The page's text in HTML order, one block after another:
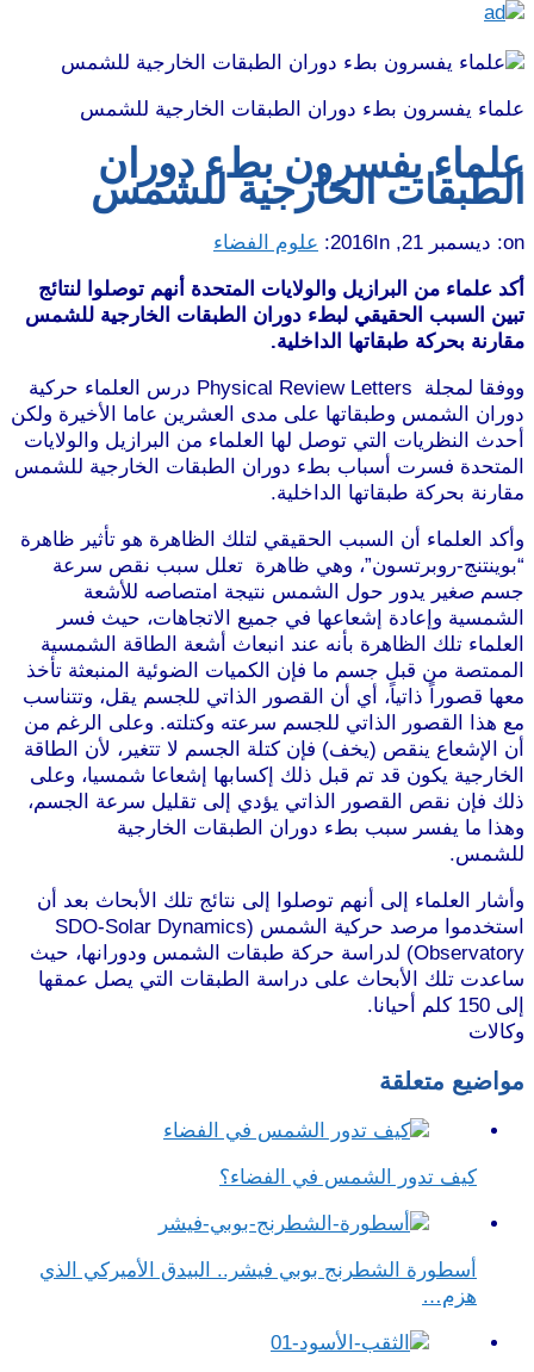
علماء يفسرون بطء دوران الطبقات الخارجية للشمس
علماء يفسرون بطء دوران
الطبقات الخارجية للشمس
on: ديسمبر 21, 2016 In: علوم الفضاء
أكد علماء من البرازيل والولايات المتحدة أنهم توصلوا لنتائج
تبين السبب الحقيقي لبطء دوران الطبقات الخارجية للشمس
مقارنة بحركة طبقاتها الداخلية.
ووفقا لمجلة Physical Review Letters درس العلماء حركية
دوران الشمس وطبقاتها على مدى العشرين عاما الأخيرة ولكن
أحدث النظريات التي توصل لها العلماء من البرازيل والولايات
المتحدة فسرت أسباب بطء دوران الطبقات الخارجية للشمس
مقارنة بحركة طبقاتها الداخلية.
وأكد العلماء أن السبب الحقيقي لتلك الظاهرة هو تأثير ظاهرة
“بوينتنج-روبرتسون”، وهي ظاهرة تعلل سبب نقص سرعة
جسم صغير يدور حول الشمس نتيجة امتصاصه للأشعة
الشمسية وإعادة إشعاعها في جميع الاتجاهات، حيث فسر
العلماء تلك الظاهرة بأنه عند انبعاث أشعة الطاقة الشمسية
الممتصة من قبل جسم ما فإن الكميات الضوئية المنبعثة تأخذ
معها قصوراً ذاتياً، أي أن القصور الذاتي للجسم يقل، وتتناسب
مع هذا القصور الذاتي للجسم سرعته وكتلته. وعلى الرغم من
أن الإشعاع ينقص (يخف) فإن كتلة الجسم لا تتغير، لأن الطاقة
الخارجية يكون قد تم قبل ذلك إكسابها إشعاعا شمسيا، وعلى
ذلك فإن نقص القصور الذاتي يؤدي إلى تقليل سرعة الجسم،
وهذا ما يفسر سبب بطء دوران الطبقات الخارجية
للشمس.
وأشار العلماء إلى أنهم توصلوا إلى نتائج تلك الأبحاث بعد أن
استخدموا مرصد حركية الشمس (SDO-Solar Dynamics
Observatory) لدراسة حركة طبقات الشمس ودورانها، حيث
ساعدت تلك الأبحاث على دراسة الطبقات التي يصل عمقها
إلى 150 كلم أحيانا.
وكالات
مواضيع متعلقة
كيف تدور الشمس في الفضاء؟
أسطورة الشطرنج بوبي فيشر.. البيدق الأميركي الذي
هزم…